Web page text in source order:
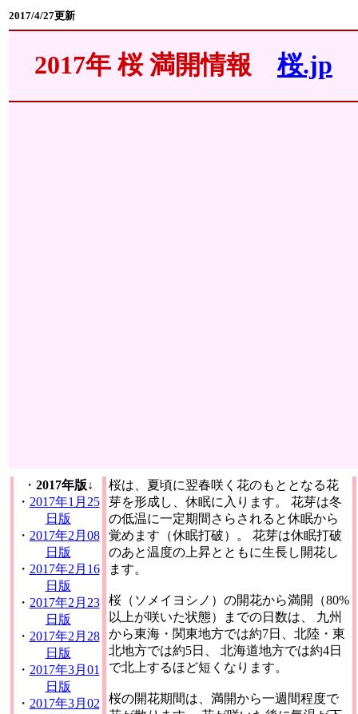
2017/4/27更新
2017年 桜 満開情報 桜.jp
・ 2017年版↓
・ 2017年1月25
日版
・ 2017年2月08
日版
・ 2017年2月16
日版
・ 2017年2月23
日版
・ 2017年2月28
日版
・ 2017年3月01
日版
・ 2017年3月02
桜は、夏頃に翌春咲く花のもととなる花
芽を形成し、休眠に入ります。 花芽は冬
の低温に一定期間さらされると休眠から
覚めます（休眠打破）。 花芽は休眠打破
のあと温度の上昇とともに生長し開花し
ます。
桜（ソメイヨシノ）の開花から満開（80%
以上が咲いた状態）までの日数は、 九州
から東海・関東地方では約7日、北陸・東
北地方では約5日、 北海道地方では約4日
で北上するほど短くなります。
桜の開花期間は、満開から一週間程度で